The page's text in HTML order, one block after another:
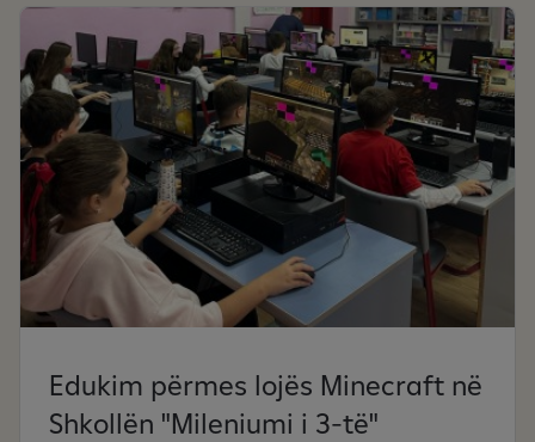
Edukim përmes lojës Minecraft në
Shkollën "Mileniumi i 3-të"